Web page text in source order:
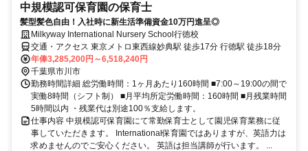
中規模認可保育園の保育士
髪型髪色自由！入社時に新生活準備資金10万円進呈◎
Milkyway International Nursery School行徳校
交通・アクセス 東京メトロ東西線妙典駅 徒歩17分 行徳駅 徒歩18分
年俸3,285,200円～6,518,240円
千葉県市川市
勤務時間詳細 総労働時間：1ヶ月あたり160時間 ■7:00～19:00の間で
実働8時間（シフト制） ■月平均所定労働時間：160時間 ■月残業時間
5時間以内 ・残業代は別途100％支給します。
仕事内容 中規模認可保育園にて常勤保育士として園児保育業務に従
事していただきます。 International保育園ではありますが、英語力は
求めませんのでご安心ください。 英語は担当講師が行います。 ...